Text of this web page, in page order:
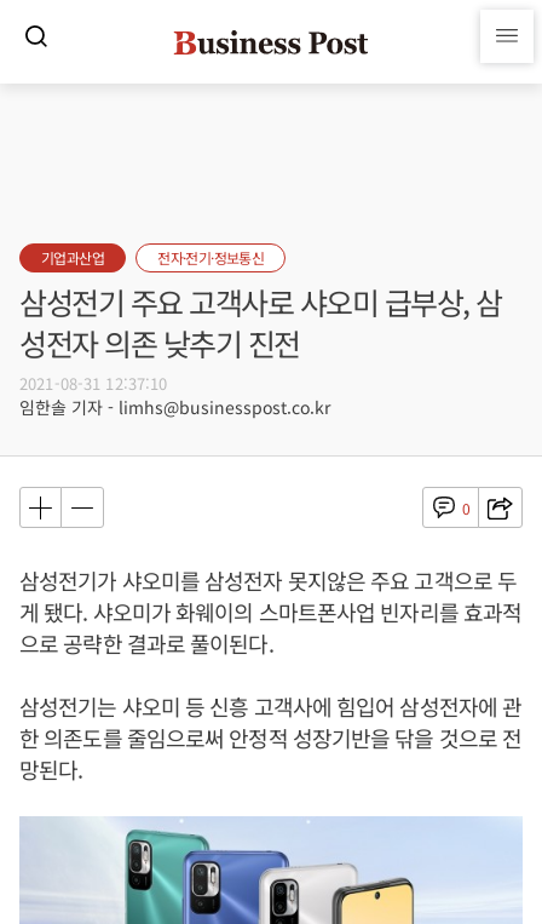
기업과산업 전자·전기·정보통신
삼성전기 주요 고객사로 샤오미 급부상, 삼
성전자 의존 낮추기 진전
2021-08-31 12:37:10
임한솔 기자 - limhs@businesspost.co.kr
0
삼성전기가 샤오미를 삼성전자 못지않은 주요 고객으로 두
게 됐다. 샤오미가 화웨이의 스마트폰사업 빈자리를 효과적
으로 공략한 결과로 풀이된다.
삼성전기는 샤오미 등 신흥 고객사에 힘입어 삼성전자에 관
한 의존도를 줄임으로써 안정적 성장기반을 닦을 것으로 전
망된다.